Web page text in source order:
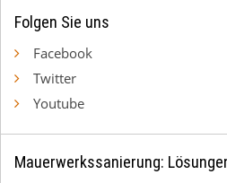
Folgen Sie uns
Facebook
Twitter
Youtube
Mauerwerkssanierung: